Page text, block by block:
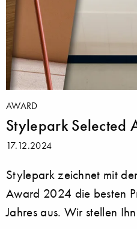
AWARD
Stylepark Selected
17.12.2024
Stylepark zeichnet mit
Award 2024 die besten
Jahres aus. Wir stellen